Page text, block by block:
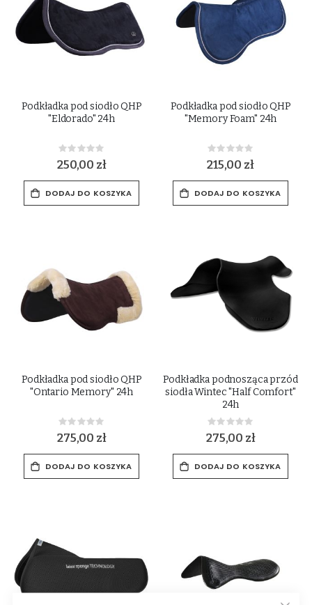
Podkładka pod siodło QHP
"Eldorado" 24h
Rating:
0%
250,00 zł
DODAJ DO KOSZYKA
Podkładka pod siodło QHP
"Memory Foam" 24h
Rating:
0%
215,00 zł
DODAJ DO KOSZYKA
Podkładka pod siodło QHP
"Ontario Memory" 24h
Rating:
0%
275,00 zł
DODAJ DO KOSZYKA
Podkładka podnosząca przód
siodła Wintec "Half Comfort"
24h
Rating:
0%
275,00 zł
DODAJ DO KOSZYKA